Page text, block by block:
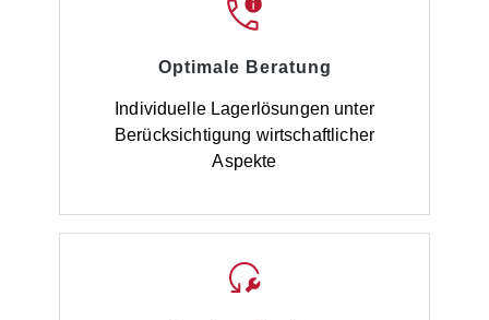
Optimale Beratung
Individuelle Lagerlösungen unter
Berücksichtigung wirtschaftlicher
Aspekte